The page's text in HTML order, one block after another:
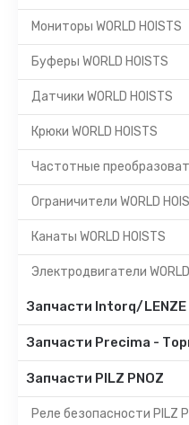
Мониторы WORLD HOISTS
Буферы WORLD HOISTS
Датчики WORLD HOISTS
Крюки WORLD HOISTS
Частотные
Ограничители WORLD
Канаты WORLD HOISTS
Электродвигатели
Запчасти Intorq/
Запчасти Precima -
Запчасти PILZ PNOZ
Реле безопасности PILZ